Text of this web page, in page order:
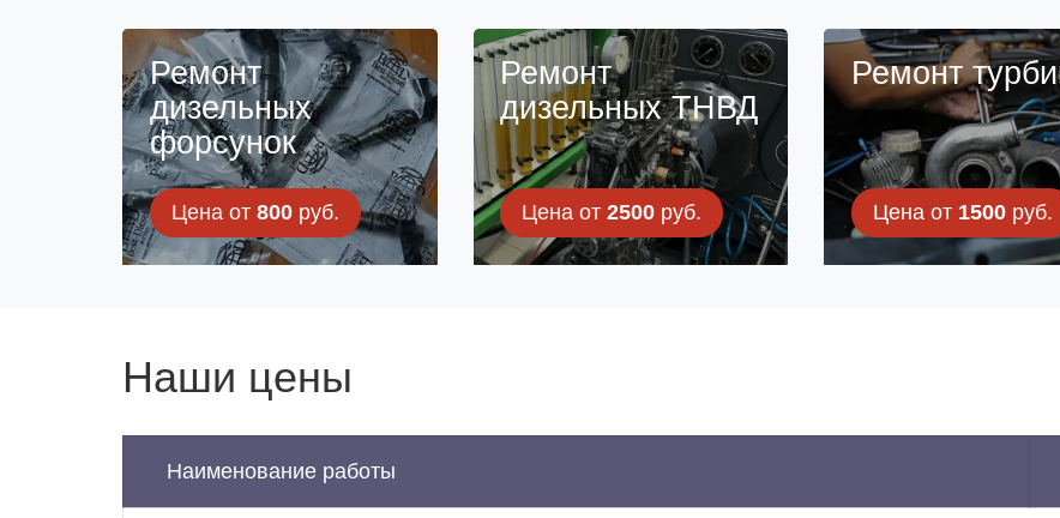
Ремонт
дизельных
форсунок
Цена от 800руб.
Ремонт
дизельных ТНВД
Цена от 2500 руб.
Ремонт
Цена от 1500руб.
Наши цены
Наименование работы